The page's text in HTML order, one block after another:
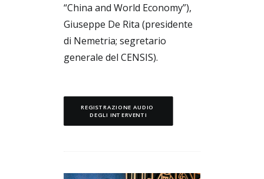
“China and World Economy”),
Giuseppe De Rita (presidente
di Nemetria; segretario
generale del CENSIS).
REGISTRAZIONE AUDIO
DEGLI INTERVENTI